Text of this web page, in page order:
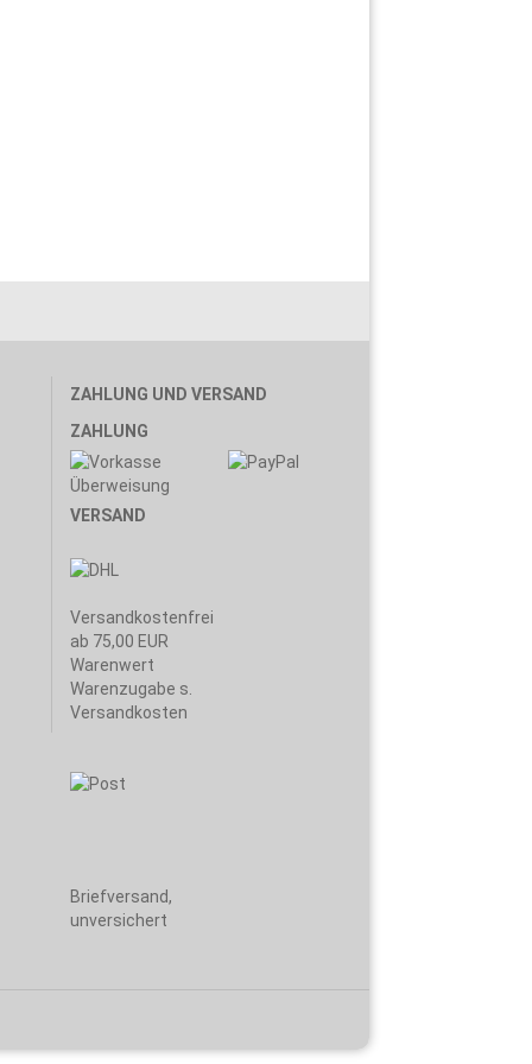
ZAHLUNG UND VERSAND
ZAHLUNG
VERSAND
Versandkostenfrei
ab 75,00 EUR
Warenwert
Warenzugabe s.
Versandkosten
Briefversand,
unversichert